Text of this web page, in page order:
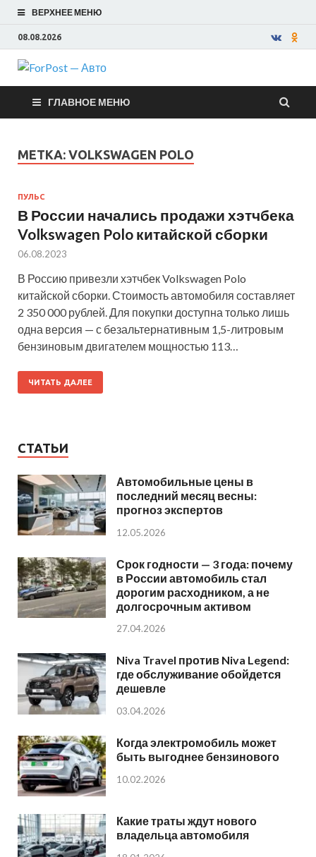
ВЕРХНЕЕ МЕНЮ
08.08.2026
ForPost —
Авто
ГЛАВНОЕ МЕНЮ
МЕТКА: VOLKSWAGEN POLO
ПУЛЬС
В России начались продажи хэтчбека
Volkswagen Polo китайской сборки
06.08.2023
В Россию привезли хэтчбек Volkswagen Polo
китайской сборки. Стоимость автомобиля составляет
2 350 000 рублей. Для покупки доступна только лишь
одна версия — с безальтернативным 1,5-литровым
бензиновым двигателем мощностью 113…
ЧИТАТЬ ДАЛЕЕ
СТАТЬИ
Автомобильные цены в
последний месяц весны:
прогноз экспертов
12.05.2026
Срок годности — 3 года: почему
в России автомобиль стал
дорогим расходником, а не
долгосрочным активом
27.04.2026
Niva Travel против Niva Legend:
где обслуживание обойдется
дешевле
03.04.2026
Когда электромобиль может
быть выгоднее бензинового
10.02.2026
Какие траты ждут нового
владельца автомобиля